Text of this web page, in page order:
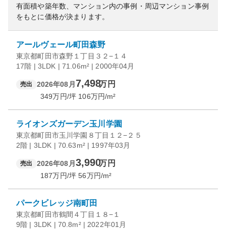
有面積や築年数、マンション内の事例・周辺マンション事例
をもとに価格が決まります。
アールヴェール町田森野
東京都町田市森野１丁目３２−１４
17階 | 3LDK | 71.06m² | 2000年04月
売出 2026年08月 7,498万円
349万円/坪 106万円/m²
ライオンズガーデン玉川学園
東京都町田市玉川学園８丁目１２−２５
2階 | 3LDK | 70.63m² | 1997年03月
売出 2026年08月 3,990万円
187万円/坪 56万円/m²
パークビレッジ南町田
東京都町田市鶴間４丁目１８−１
9階 | 3LDK | 70.8m² | 2022年01月